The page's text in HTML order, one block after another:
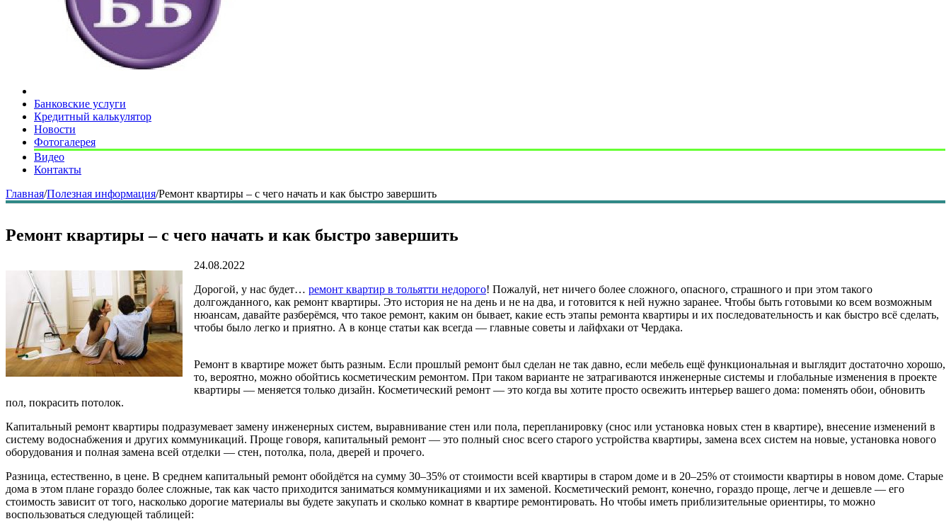
Банковские услуги
Кредитный калькулятор
Новости
Фотогалерея
Видео
Контакты
Главная/Полезная информация/Ремонт квартиры – с чего начать и как быстро завершить
Ремонт квартиры – с чего начать и как быстро завершить
24.08.2022
Дорогой, у нас будет… ремонт квартир в тольятти недорого! Пожалуй, нет ничего более сложного, опасного, страшного и при этом такого
долгожданного, как ремонт квартиры. Это история не на день и не на два, и готовится к ней нужно заранее. Чтобы быть готовыми ко всем возможным
нюансам, давайте разберёмся, что такое ремонт, каким он бывает, какие есть этапы ремонта квартиры и их последовательность и как быстро всё сделать,
чтобы было легко и приятно. А в конце статьи как всегда — главные советы и лайфхаки от Чердака.
Ремонт в квартире может быть разным. Если прошлый ремонт был сделан не так давно, если мебель ещё функциональная и выглядит достаточно хорошо,
то, вероятно, можно обойтись косметическим ремонтом. При таком варианте не затрагиваются инженерные системы и глобальные изменения в проекте
квартиры — меняется только дизайн. Косметический ремонт — это когда вы хотите просто освежить интерьер вашего дома: поменять обои, обновить
пол, покрасить потолок.
Капитальный ремонт квартиры подразумевает замену инженерных систем, выравнивание стен или пола, перепланировку (снос или установка новых стен в квартире), внесение изменений в
систему водоснабжения и других коммуникаций. Проще говоря, капитальный ремонт — это полный снос всего старого устройства квартиры, замена всех систем на новые, установка нового
оборудования и полная замена всей отделки — стен, потолка, пола, дверей и прочего.
Разница, естественно, в цене. В среднем капитальный ремонт обойдётся на сумму 30–35% от стоимости всей квартиры в старом доме и в 20–25% от стоимости квартиры в новом доме. Старые
дома в этом плане гораздо более сложные, так как часто приходится заниматься коммуникациями и их заменой. Косметический ремонт, конечно, гораздо проще, легче и дешевле — его
стоимость зависит от того, насколько дорогие материалы вы будете закупать и сколько комнат в квартире ремонтировать. Но чтобы иметь приблизительные ориентиры, то можно
воспользоваться следующей таблицей: